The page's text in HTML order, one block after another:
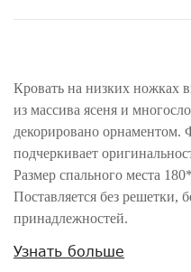
Кровать на низких ножках
из массива ясеня и
декорировано орнаментом.
подчеркивает
Размер спального места
Поставляется без решетки,
принадлежностей.
Внимание! Цвета предметов на
Узнать больше